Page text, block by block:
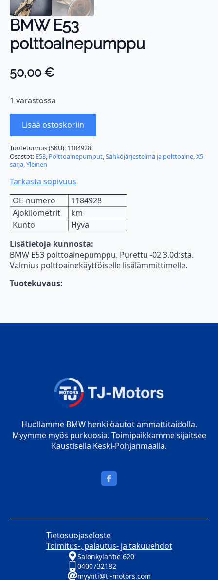
BMW E53
polttoainepumppu
50,00 €
1 varastossa
Lisää ostoskoriin
Tuotetunnus (SKU): 1184928
Osastot: E53, Polttoainepumput,Sähköjärjestelmä ja polttoaine,X5-
sarja,Yleinen
Tarkasta sopivuus
OE-numero
1184928
Ajokilometrit
km
Kunto
Hyvä
Lisätietoja kunnosta:
BMW E53 polttoainepumppu. Purettu -02 3.0d:stä.
Valmius polttoainekäyttöiselle lisälämmittimelle.
Tuotekuvaus:
Huollamme BMW henkilöautot ammattitaidolla.
Myymme myös purkuosia. Toimipaikkamme sijaitsee
Kaustisella Keski-Pohjanmaalla.
Tietosuojaseloste
Toimitus-, palautus- ja takuuehdot
Salonkyläntie 620
0400732182
myynti@tj-motors.com